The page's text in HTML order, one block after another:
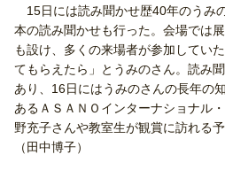
15日には読み聞かせ歴40年のうみ
本の読み聞かせも行った。会場では
も設け、多くの来場者が参加してい
てもらえたら」とうみのさん。読み
あり、16日にはうみのさんの長年の
あるＡＳＡＮＯインターナショナル
野充子さんや教室生が観賞に訪れる予
（田中博子）